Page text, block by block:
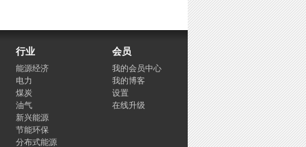
行业
能源经济
电力
煤炭
油气
新兴能源
节能环保
分布式能源
会员
我的会员中心
我的博客
设置
在线升级